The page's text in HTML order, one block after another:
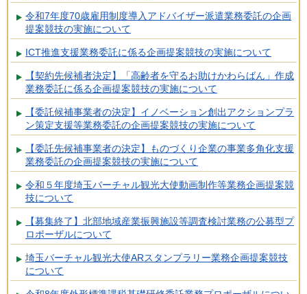
令和7年度70歳雇用制度導入アドバイザー派遣業務委託の企画
提案競技の実施について
ICT推進支援業務委託に係る企画提案競技の実施について
【契約先候補者決定】「高齢者を守るお助けかわらばん」作成
業務委託に係る企画提案競技の実施について
【委託候補事業者の決定】イノベーション創出アクションプラ
ン策定支援等業務委託の企画提案競技の実施について
【委託先候補事業者の決定】ものづくり企業の事業多角化支援
業務委託の企画提案競技の実施について
令和５年度埼玉バーチャル観光大使動画制作等業務企画提案競
技について
【募集終了】北部地域産業振興施設等調査検討業務の公募型プ
ロポーザルについて
埼玉バーチャル観光大使ARスタンプラリー業務企画提案競技
について